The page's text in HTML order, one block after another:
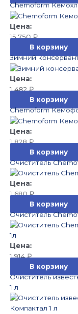
Chemoform
15 750₽
В корзину
Зимний
1 482₽
В корзину
Chemoform
1 828₽
В корзину
Очиститель
1 680₽
В корзину
Очиститель
1 914₽
В корзину
Очиститель
1 л